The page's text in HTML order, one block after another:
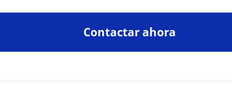
Contactar ahora